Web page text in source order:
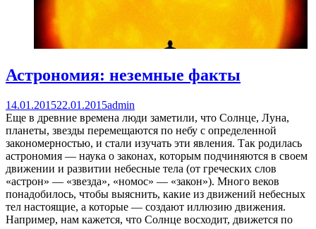
Астрономия: неземные факты
14.01.201522.01.2015admin
Еще в древние времена люди заметили, что Солнце, Луна,
планеты, звезды перемещаются по небу с определенной
закономерностью, и стали изучать эти явления. Так родилась
астрономия — наука о законах, которым подчиняются в своем
движении и развитии небесные тела (от греческих слов
«астрон» — «звезда», «номос» — «закон»). Много веков
понадобилось, чтобы выяснить, какие из движений небесных
тел настоящие, а которые — создают иллюзию движения.
Например, нам кажется, что Солнце восходит, движется по